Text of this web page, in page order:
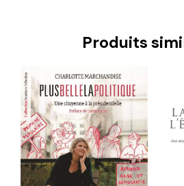
Produits